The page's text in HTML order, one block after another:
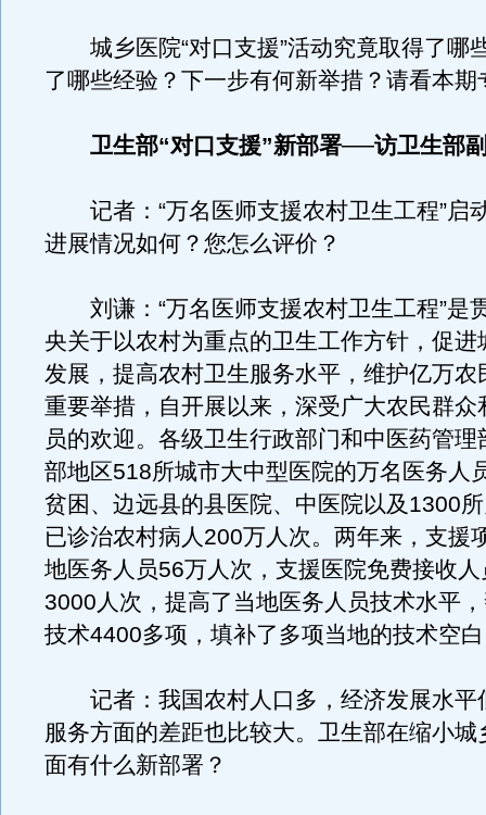
城乡医院“对口支援”活动究竟取得了哪
了哪些经验？下一步有何新举措？请看本期
卫生部“对口支援”新部署──访卫生部
记者：“万名医师支援农村卫生工程”启
进展情况如何？您怎么评价？
刘谦：“万名医师支援农村卫生工程”是
央关于以农村为重点的卫生工作方针，促进
发展，提高农村卫生服务水平，维护亿万农
重要举措，自开展以来，深受广大农民群众
员的欢迎。各级卫生行政部门和中医药管理
部地区518所城市大中型医院的万名医务人
贫困、边远县的县医院、中医院以及1300
已诊治农村病人200万人次。两年来，支援
地医务人员56万人次，支援医院免费接收
3000人次，提高了当地医务人员技术水平
技术4400多项，填补了多项当地的技术空
记者：我国农村人口多，经济发展水平
服务方面的差距也比较大。卫生部在缩小城
面有什么新部署？